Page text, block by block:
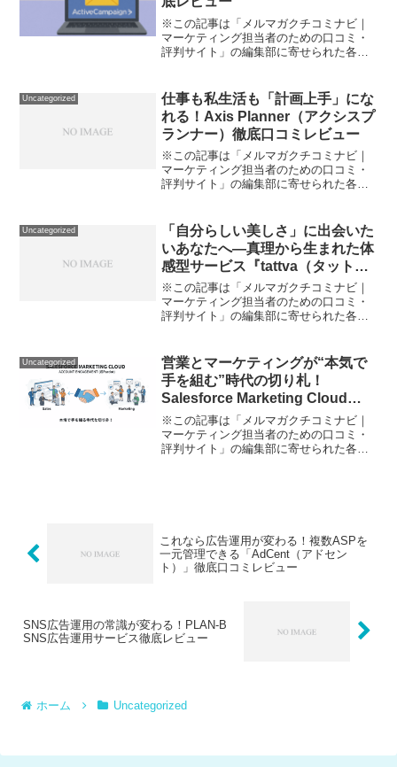
※この記事は「メルマガクチコミナビ｜
マーケティング担当者のための口コミ・
評判サイト」の編集部に寄せられた各商
や設定が多くて面倒くさいし、メルマガ
だけじゃもう効果も感じ...
Uncategorized
仕事も私生活も「計画上手」にな
れる！Axis Planner（アクシスプ
ランナー）徹底口コミレビュー
※この記事は「メルマガクチコミナビ｜
マーケティング担当者のための口コミ・
評判サイト」の編集部に寄せられた各商
い」「チームで共有したい情報が分散し
て、結局誰かが抜け落ちてい...
Uncategorized
「自分らしい美しさ」に出会いた
いあなたへ—真理から生まれた体
感型サービス『tattva（タット
ワ）』のリアルな口コミ＆徹底レ
ビュー
※この記事は「メルマガクチコミナビ｜
マーケティング担当者のための口コミ・
評判サイト」の編集部に寄せられた各商
そ、何を選んだらいいのかわからな
い…」「成分やブランドの想い...
Uncategorized
営業とマーケティングが“本気で
手を組む”時代の切り札！
Salesforce Marketing Cloud
Account Engagement（旧
Pardot）体験口コミレビュー
※この記事は「メルマガクチコミナビ｜
マーケティング担当者のための口コミ・
評判サイト」の編集部に寄せられた各商
これなら広告運用が変わる！複数ASPを
一元管理できる「AdCent（アドセン
ト）」徹底口コミレビュー
SNS広告運用の常識が変わる！PLAN-B
SNS広告運用サービス徹底レビュー
ホーム Uncategorized